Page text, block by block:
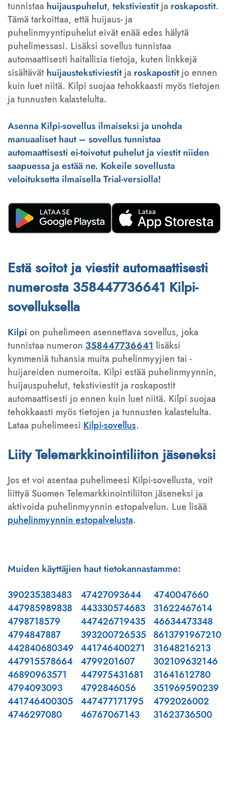
tunnistaa huijauspuhelut, tekstiviestitja roskapostit.
Tämä tarkoittaa, että huijaus- ja
puhelinmyyntipuhelut eivät enää edes hälytä
puhelimessasi. Lisäksi sovellus tunnistaa
automaattisesti haitallisia tietoja, kuten linkkejä
sisältävät huijaustekstiviestitja roskapostitjo ennen
kuin luet niitä. Kilpi suojaa tehokkaasti myös tietojen
ja tunnusten kalastelulta.
Asenna Kilpi-sovellus ilmaiseksi ja unohda
manuaaliset haut – sovellus tunnistaa
automaattisesti ei-toivotut puhelut ja viestit niiden
saapuessa ja estää ne. Kokeile sovellusta
veloituksetta ilmaisella Trial-versiolla!
Estä soitot ja viestit automaattisesti
numerosta 358447736641 Kilpi-
sovelluksella
Kilpi on puhelimeen asennettava sovellus, joka
tunnistaa numeron 358447736641 lisäksi
kymmeniä tuhansia muita puhelinmyyjien tai -
huijareiden numeroita. Kilpi estää puhelinmyynnin,
huijauspuhelut, tekstiviestit ja roskapostit
automaattisesti jo ennen kuin luet niitä. Kilpi suojaa
tehokkaasti myös tietojen ja tunnusten kalastelulta.
Lataa puhelimeesi Kilpi-sovellus.
Liity Telemarkkinointiliiton jäseneksi
Jos et voi asentaa puhelimeesi Kilpi-sovellusta, voit
liittyä Suomen Telemarkkinointiliiton jäseneksi ja
aktivoida puhelinmyynnin estopalvelun. Lue lisää
puhelinmyynnin estopalvelusta.
Muiden käyttäjien haut tietokannastamme:
390235383483
447985989838
4798718579
4794847887
442840680349
447915578664
46890963571
4794093093
441746400305
4746297080
47427093644
443330574683
447426719435
393200726535
441746400271
4799201607
447975431681
4792846056
447477171795
46767067143
4740047660
31622467614
46634473348
8613791967210
31648216213
302109632146
31641612780
351969590239
4792026002
31623736500